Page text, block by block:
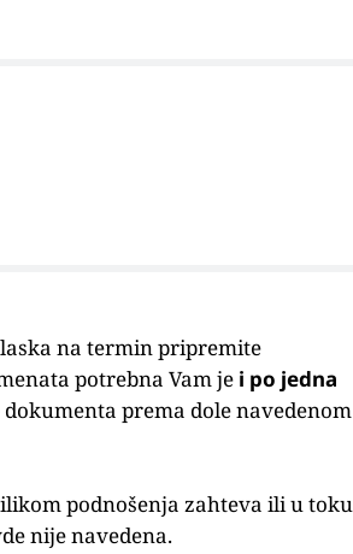
na termin pripremite
potrebna Vam je i po jedna
prema dole navedenom
podnošenja zahteva ili u toku
nije navedena.